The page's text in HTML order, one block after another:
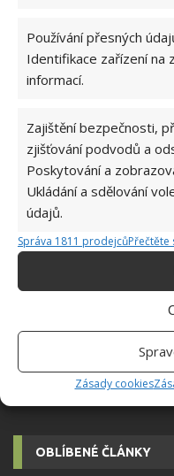
Používání přesných
Identifikace zařízení na
informací.
Zajištění bezpečnosti,
zjišťování podvodů a
Poskytování a
Ukládání a sdělování
údajů.
Správa 1811 prodejcůPřečtěte
Zásady cookies
E-mail
Webová stránka
OBLÍBENÉ ČLÁNKY